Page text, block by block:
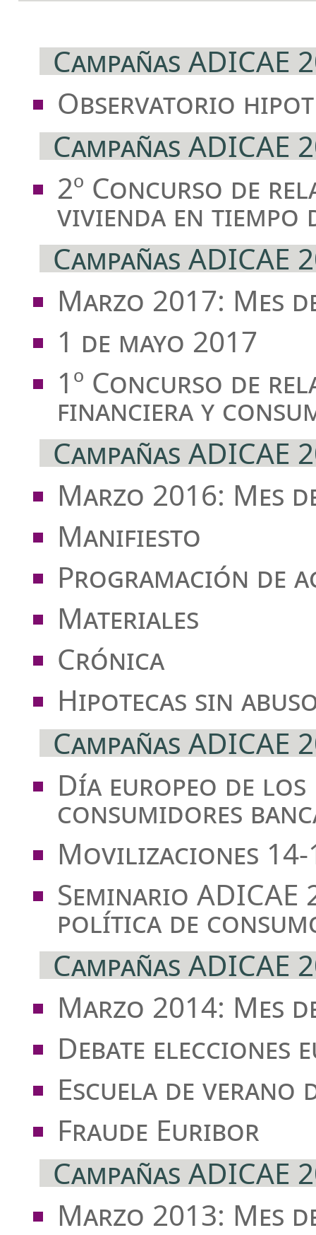
Campañas ADICAE
Observatorio
Campañas ADICAE
2º Concurso de
vivienda en tiempo
Campañas ADICAE
Marzo 2017: Mes
1 de mayo 2017
1º Concurso de
financiera y
Campañas ADICAE
Marzo 2016: Mes
Manifiesto
Programación de
Materiales
Crónica
Hipotecas sin
Campañas ADICAE
Día europeo de
consumidores
Movilizaciones
Seminario
política de
Campañas ADICAE
Marzo 2014: Mes
Debate elecciones
Escuela de verano
Fraude Euribor
Campañas ADICAE
Marzo 2013: Mes